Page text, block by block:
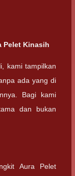
Pelet Kinasih
kami tampilkan
ada yang di
Bagi kami
dan bukan
Aura Pelet